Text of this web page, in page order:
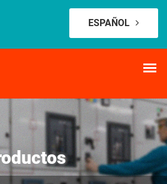
ESPAÑOL